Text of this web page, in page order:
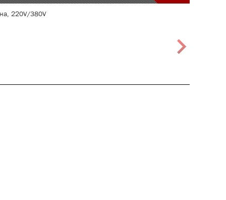
220V/380V